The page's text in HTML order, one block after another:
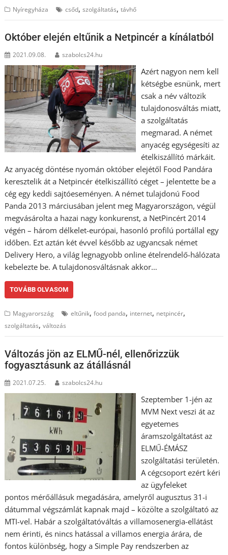
Nyíregyháza csőd,szolgáltatás,távhő
Október elején eltűnik a Netpincér a kínálatból
2021.09.08. szabolcs24.hu
Azért nagyon nem kell
kétségbe esnünk, mert
csak a név változik
tulajdonosváltás miatt,
a szolgáltatás
megmarad. A német
anyacég egységesíti az
ételkiszállító márkáit.
Az anyacég döntése nyomán október elejétől Food Pandára
keresztelik át a Netpincér ételkiszállító céget – jelentette be a
cég egy keddi sajtóeseményen. A német tulajdonú Food
Panda 2013 márciusában jelent meg Magyarországon, végül
megvásárolta a hazai nagy konkurenst, a NetPincért 2014
végén – három délkelet-európai, hasonló profilú portállal egy
időben. Ezt aztán két évvel később az ugyancsak német
Delivery Hero, a világ legnagyobb online ételrendelő-hálózata
kebelezte be. A tulajdonosváltásnak akkor…
TOVÁBB OLVASOM
Magyarország eltűnik,food panda, internet, netpincér,
szolgáltatás,változás
Változás jön az ELMŰ-nél, ellenőrizzük
fogyasztásunk az átállásnál
2021.07.25. szabolcs24.hu
Szeptember 1-jén az
MVM Next veszi át az
egyetemes
áramszolgáltatást az
ELMŰ-ÉMÁSZ
szolgáltatási területén.
A cégcsoport ezért kéri
az ügyfeleket
pontos mérőállásuk megadására, amelyről augusztus 31-i
dátummal végszámlát kapnak majd – közölte a szolgáltató az
MTI-vel. Habár a szolgáltatóváltás a villamosenergia-ellátást
nem érinti, és nincs hatással a villamos energia árára, de
fontos különbség, hogy a Simple Pay rendszerben az